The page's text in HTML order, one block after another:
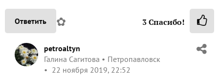
Ответить ✿ 3Спасибо!
petroaltyn
Галина Сагитова
Петропавловск
22 ноября 2019, 22:52